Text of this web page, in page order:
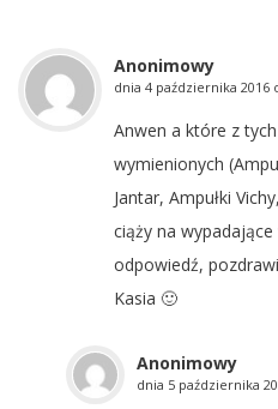
Anonimowy
dnia 4 października 2016
Anwen a które z
wymienionych
Jantar, Ampułki
ciąży na wypadające
odpowiedź,
Kasia 🙂
Anonimowy
dnia 5 października